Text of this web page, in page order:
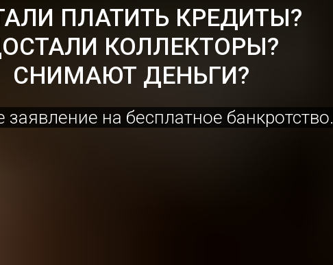
ПЛАТИТЬ КРЕДИТЫ?
КОЛЛЕКТОРЫ?
СНИМАЮТ ДЕНЬГИ?
заявление на бесплатное банкротство.